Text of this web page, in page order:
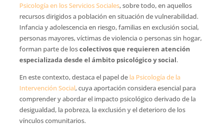
Psicología en los Servicios Sociales, sobre todo, en aquellos
recursos dirigidos a población en situación de vulnerabilidad.
Infancia y adolescencia en riesgo, familias en exclusión social,
personas mayores, víctimas de violencia o personas sin hogar,
forman parte de loscolectivos que requieren atención
especializada desde el ámbito psicológico y social.
En este contexto, destaca el papel de la Psicología de la
Intervención Social, cuya aportación considera esencial para
comprender y abordar el impacto psicológico derivado de la
desigualdad, la pobreza, la exclusión y el deterioro de los
vínculos comunitarios.